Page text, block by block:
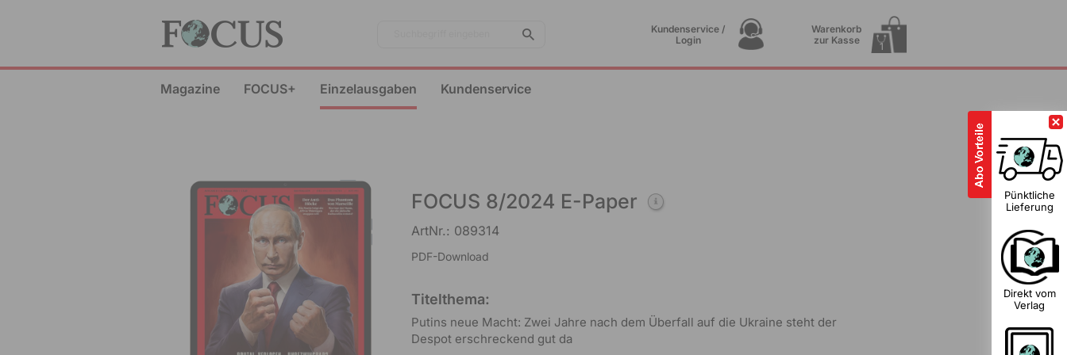
Magazine FOCUS+ Einzelausgaben Kundenservice
Warenkorb
zur Kasse
1
Kundenservice /
Login
FOCUS 8/2024 E-Paper
ArtNr.: 089314
PDF-Download
Titelthema:
Putins neue Macht: Zwei Jahre nach dem Überfall auf die Ukraine steht der
Despot erschreckend gut da
Pünktliche
Lieferung
Direkt vom
Verlag